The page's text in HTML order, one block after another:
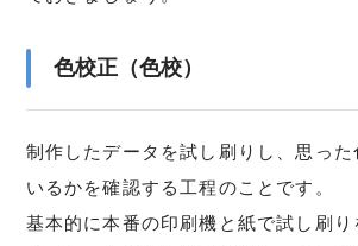
色校正（色校）
制作したデータを試し刷りし、思った
いるかを確認する工程のことです。
基本的に本番の印刷機と紙で試し刷り